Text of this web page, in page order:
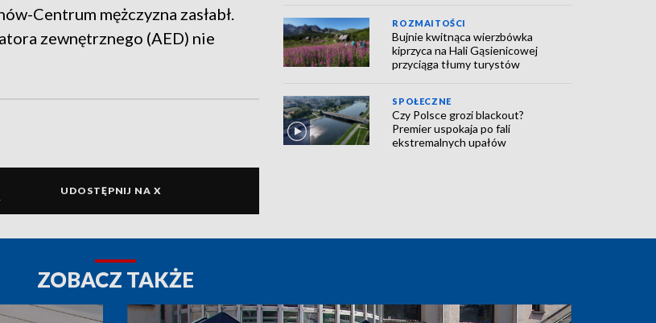
Centrum mężczyzna zasłabł.
zewnętrznego (AED) nie
UDOSTĘPNIJ NA X
ROZMAITOŚCI
Bujnie kwitnąca wierzbówka
kiprzyca na Hali Gąsienicowej
przyciąga tłumy turystów
SPOŁECZNE
Czy Polsce grozi blackout?
Premier uspokaja po fali
ekstremalnych upałów
ZOBACZ TAKŻE